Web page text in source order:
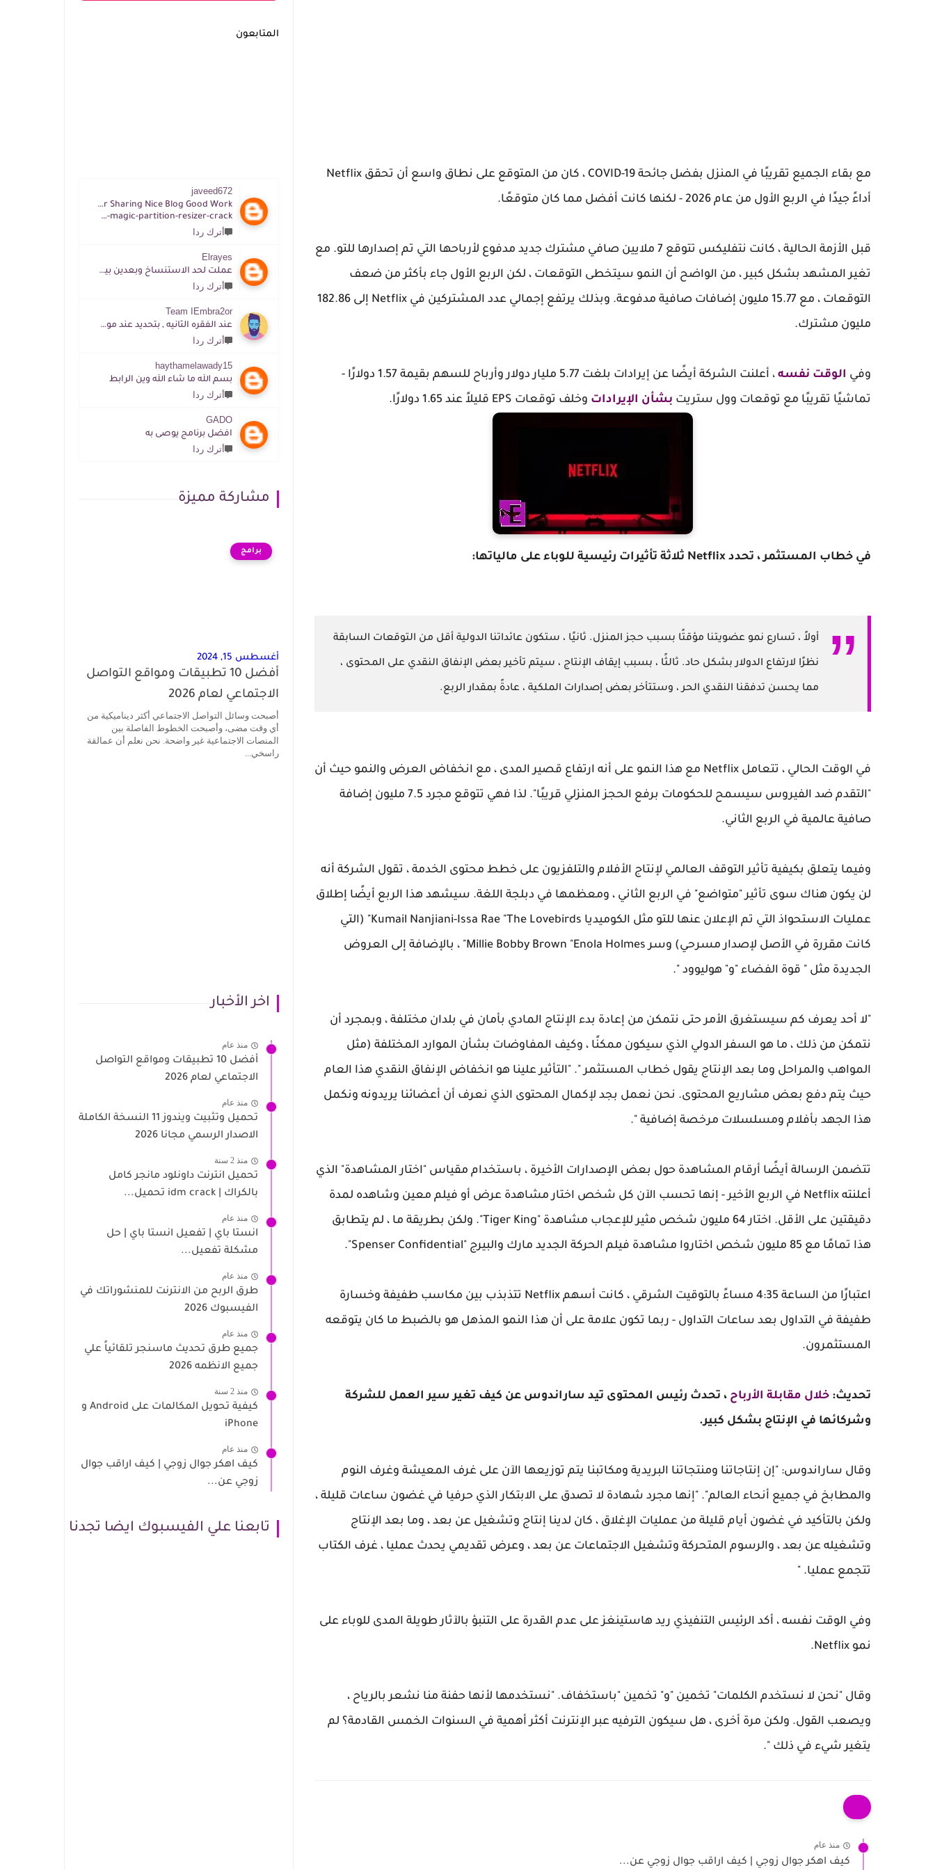
مع بقاء الجميع تقريبًا في المنزل بفضل جائحة COVID-19 ، كان من المتوقع على نطاق واسع أن تحقق Netflix
أداءً جيدًا في الربع الأول من عام 2026 - لكنها كانت أفضل مما كان متوقعًا.
قبل الأزمة الحالية ، كانت نتفليكس تتوقع 7 ملايين صافي مشترك جديد مدفوع لأرباحها التي تم إصدارها للتو. مع
تغير المشهد بشكل كبير ، من الواضح أن النمو سيتخطى التوقعات ، لكن الربع الأول جاء بأكثر من ضعف
التوقعات ، مع 15.77 مليون إضافات صافية مدفوعة. وبذلك يرتفع إجمالي عدد المشتركين في Netflix إلى 182.86
مليون مشترك.
وفي الوقت نفسه
، أعلنت الشركة أيضًا عن إيرادات بلغت 5.77 مليار دولار وأرباح للسهم بقيمة 1.57 دولارًا -
تماشيًا تقريبًا مع توقعات وول ستريت بشأن الإيرادات وخلف توقعات EPS قليلاً عند 1.65 دولارًا.
في خطاب المستثمر ، تحدد Netflix ثلاثة تأثيرات رئيسية للوباء على مالياتها:
أولاً ، تسارع نمو عضويتنا مؤقتًا بسبب حجز المنزل. ثانيًا ، ستكون عائداتنا الدولية أقل من التوقعات السابقة
نظرًا لارتفاع الدولار بشكل حاد. ثالثًا ، بسبب إيقاف الإنتاج ، سيتم تأخير بعض الإنفاق النقدي على المحتوى ،
مما يحسن تدفقنا النقدي الحر ، وستتأخر بعض إصدارات الملكية ، عادةً بمقدار الربع.
في الوقت الحالي ، تتعامل Netflix مع هذا النمو على أنه ارتفاع قصير المدى ، مع انخفاض العرض والنمو حيث أن
"التقدم ضد الفيروس سيسمح للحكومات برفع الحجز المنزلي قريبًا". لذا فهي تتوقع مجرد 7.5 مليون إضافة
صافية عالمية في الربع الثاني.
وفيما يتعلق بكيفية تأثير التوقف العالمي لإنتاج الأفلام والتلفزيون على خطط محتوى الخدمة ، تقول الشركة أنه
لن يكون هناك سوى تأثير "متواضع" في الربع الثاني ، ومعظمها في دبلجة اللغة. سيشهد هذا الربع أيضًا إطلاق
عمليات الاستحواذ التي تم الإعلان عنها للتو مثل الكوميديا ​​Kumail Nanjiani-Issa Rae "The Lovebirds" (التي
كانت مقررة في الأصل لإصدار مسرحي) وسر Millie Bobby Brown "Enola Holmes" ، بالإضافة إلى العروض
الجديدة مثل " قوة الفضاء "و" هوليوود ".
"لا أحد يعرف كم سيستغرق الأمر حتى نتمكن من إعادة بدء الإنتاج المادي بأمان في بلدان مختلفة ، وبمجرد أن
نتمكن من ذلك ، ما هو السفر الدولي الذي سيكون ممكنًا ، وكيف المفاوضات بشأن الموارد المختلفة (مثل
المواهب والمراحل وما بعد الإنتاج يقول خطاب المستثمر ". "التأثير علينا هو انخفاض الإنفاق النقدي هذا العام
حيث يتم دفع بعض مشاريع المحتوى. نحن نعمل بجد لإكمال المحتوى الذي نعرف أن أعضائنا يريدونه ونكمل
هذا الجهد بأفلام ومسلسلات مرخصة إضافية ".
تتضمن الرسالة أيضًا أرقام المشاهدة حول بعض الإصدارات الأخيرة ، باستخدام مقياس "اختار المشاهدة" الذي
أعلنته Netflix في الربع الأخير - إنها تحسب الآن كل شخص اختار مشاهدة عرض أو فيلم معين وشاهده لمدة
دقيقتين على الأقل. اختار 64 مليون شخص مثير للإعجاب مشاهدة "Tiger King". ولكن بطريقة ما ، لم يتطابق
هذا تمامًا مع 85 مليون شخص اختاروا مشاهدة فيلم الحركة الجديد مارك والبيرج "Spenser Confidential".
اعتبارًا من الساعة 4:35 مساءً بالتوقيت الشرقي ، كانت أسهم Netflix تتذبذب بين مكاسب طفيفة وخسارة
طفيفة في التداول بعد ساعات التداول - ربما تكون علامة على أن هذا النمو المذهل هو بالضبط ما كان يتوقعه
المستثمرون.
تحديث: خلال مقابلة الأرباح ، تحدث رئيس المحتوى تيد ساراندوس عن كيف تغير سير العمل للشركة
وشركائها في الإنتاج بشكل كبير.
وقال ساراندوس: "إن إنتاجاتنا ومنتجاتنا البريدية ومكاتبنا يتم توزيعها الآن على غرف المعيشة وغرف النوم
والمطابخ في جميع أنحاء العالم". "إنها مجرد شهادة لا تصدق على الابتكار الذي حرفيا في غضون ساعات قليلة ،
ولكن بالتأكيد في غضون أيام قليلة من عمليات الإغلاق ، كان لدينا إنتاج وتشغيل عن بعد ، وما بعد الإنتاج
وتشغيله عن بعد ، والرسوم المتحركة وتشغيل الاجتماعات عن بعد ، وعرض تقديمي يحدث عمليا ، غرف الكتاب
تتجمع عمليا. "
وفي الوقت نفسه ، أكد الرئيس التنفيذي ريد هاستينغز على عدم القدرة على التنبؤ بالآثار طويلة المدى للوباء على
نمو Netflix.
وقال "نحن لا نستخدم الكلمات" تخمين "و" تخمين "باستخفاف. "نستخدمها لأنها حفنة منا نشعر بالرياح ،
ويصعب القول. ولكن مرة أخرى ، هل سيكون الترفيه عبر الإنترنت أكثر أهمية في السنوات الخمس القادمة؟ لم
يتغير شيء في ذلك ".
منذ عام
كيف اهكر جوال زوجي | كيف اراقب جوال زوجي عن...
المتابعون
javeed672
Thanks For Sharing Nice Blog Good Work
https://tijacrack.com/im-magic-partition-resizer-crack
أترك ردا
Elrayes
عملت لحد الاستنساخ وبعدين بيقول غلط ممكن افهم ازاي
أترك ردا
Team IEmbra2or
عند الفقره الثانيه , بتحديد عند موقع المطور الرابط موجود
أترك ردا
haythamelawady15
بسم الله ما شاء الله وين الرابط
أترك ردا
GADO
افضل برنامج يوصى به
أترك ردا
مشاركة مميزة
برامج
أغسطس 15, 2024
أفضل 10 تطبيقات ومواقع التواصل
الاجتماعي لعام 2026
أصبحت وسائل التواصل الاجتماعي أكثر ديناميكية من
أي وقت مضى، وأصبحت الخطوط الفاصلة بين
المنصات الاجتماعية غير واضحة. نحن نعلم أن عمالقة
راسخي...
اخر الأخبار
منذ عام
أفضل 10 تطبيقات ومواقع التواصل
الاجتماعي لعام 2026
منذ عام
تحميل وتثبيت ويندوز 11 النسخة الكاملة
الاصدار الرسمي مجانا 2026
منذ 2 سنة
تحميل انترنت داونلود مانجر كامل
بالكراك | idm crack تحميل...
منذ عام
انستا باي | تفعيل انستا باي | حل
مشكلة تفعيل...
منذ عام
طرق الربح من الانترنت للمنشوراتك في
الفيسبوك 2026
منذ عام
جميع طرق تحديث ماسنجر تلقائياً علي
جميع الانظمه 2026
منذ 2 سنة
كيفية تحويل المكالمات على Android و
iPhone
منذ عام
كيف اهكر جوال زوجي | كيف اراقب جوال
زوجي عن...
تابعنا علي الفيسبوك ايضا تجدنا